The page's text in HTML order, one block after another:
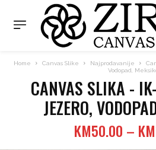
Home Canvas Slike Najprodavanije
Vodopad,
CANVAS SLIKA -
JEZERO,
KM50.00 – KM